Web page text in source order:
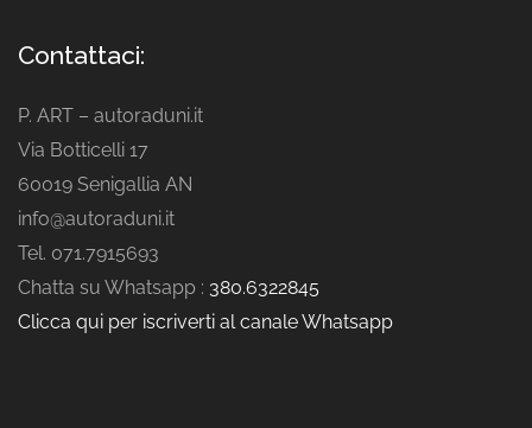
Contattaci:
P. ART – autoraduni.it
Via Botticelli 17
60019 Senigallia AN
info@autoraduni.it
Tel. 071.7915693
Chatta su Whatsapp : 380.6322845
Clicca qui per iscriverti al canale Whatsapp